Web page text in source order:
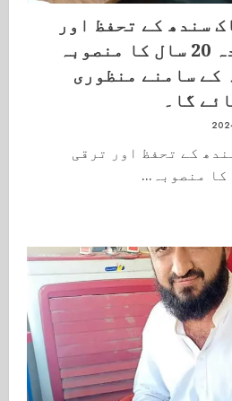
سندھ کے تحفظ اور
ترقی کیلئے آئندہ 20 سال کا منصوبہ
کے سامنے منظوری
گا۔
کے تحفظ اور ترقی